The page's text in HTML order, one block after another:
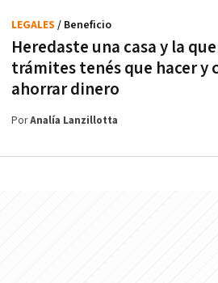
Heredaste una casa y la
trámites tenés que hacer y
ahorrar dinero
LEGALES / Beneficio
PorAnalía Lanzillotta